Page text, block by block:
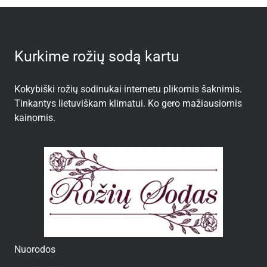
Kurkime rožių sodą kartu
Kokybiški rožių sodinukai internetu plikomis šaknimis.
Tinkantys lietuviškam klimatui. Ko gero mažiausiomis
kainomis.
Nuorodos